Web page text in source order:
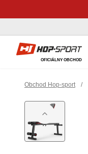
Hop-Sport.sk
OFICIÁLNY OBCHOD
Obchod Hop-sport /